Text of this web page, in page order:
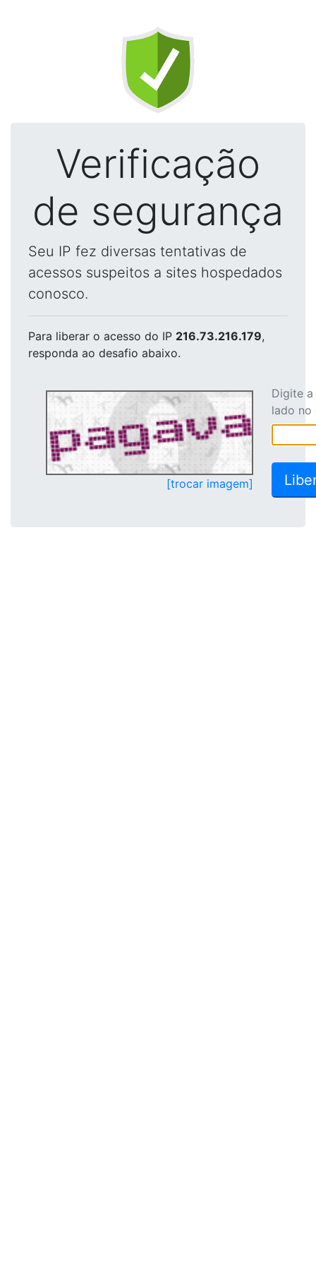
Verificação
de segurança
Seu IP fez diversas tentativas de
acessos suspeitos a sites hospedados
conosco.
Para liberar o acesso do IP 216.73.216.179,
responda ao desafio abaixo.
[trocar imagem]
Digite
lado no